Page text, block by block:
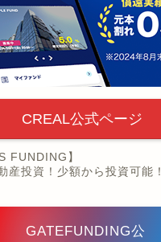
CREAL公式ページ
FUNDING】
産投資！少額から投資可能！
GATEFUNDING公